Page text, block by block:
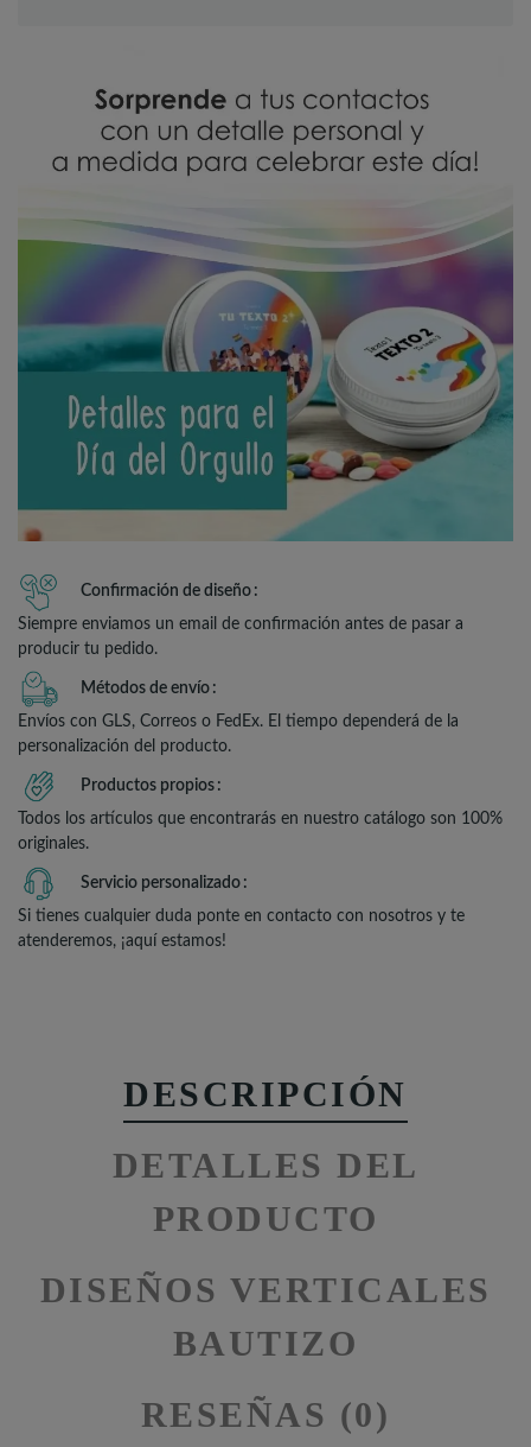
Confirmación de diseño
Siempre enviamos un email de confirmación antes de pasar a
producir tu pedido.
Métodos de envío
Envíos con GLS, Correos o FedEx. El tiempo dependerá de la
personalización del producto.
Productos propios
Todos los artículos que encontrarás en nuestro catálogo son 100%
originales.
Servicio personalizado
Si tienes cualquier duda ponte en contacto con nosotros y te
atenderemos, ¡aquí estamos!
DESCRIPCIÓN
DETALLES DEL
PRODUCTO
DISEÑOS VERTICALES
BAUTIZO
RESEÑAS (0)